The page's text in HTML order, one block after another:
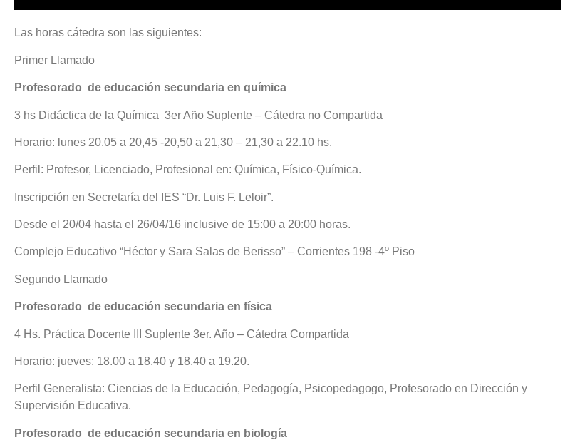
Las horas cátedra son las siguientes:
Primer Llamado
Profesorado de educación secundaria en química
3 hs Didáctica de la Química 3er Año Suplente – Cátedra no Compartida
Horario: lunes 20.05 a 20,45 -20,50 a 21,30 – 21,30 a 22.10 hs.
Perfil: Profesor, Licenciado, Profesional en: Química, Físico-Química.
Inscripción en Secretaría del IES “Dr. Luis F. Leloir”.
Desde el 20/04 hasta el 26/04/16 inclusive de 15:00 a 20:00 horas.
Complejo Educativo “Héctor y Sara Salas de Berisso” – Corrientes 198 -4º Piso
Segundo Llamado
Profesorado de educación secundaria en física
4 Hs. Práctica Docente III Suplente 3er. Año – Cátedra Compartida
Horario: jueves: 18.00 a 18.40 y 18.40 a 19.20.
Perfil Generalista: Ciencias de la Educación, Pedagogía, Psicopedagogo, Profesorado en Dirección y
Supervisión Educativa.
Profesorado de educación secundaria en biología